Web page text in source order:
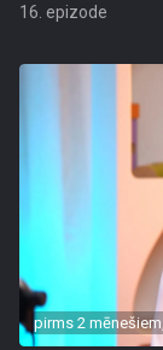
16. epizode
pirms 2